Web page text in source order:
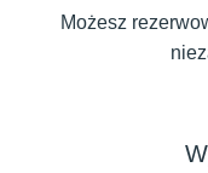
Możesz